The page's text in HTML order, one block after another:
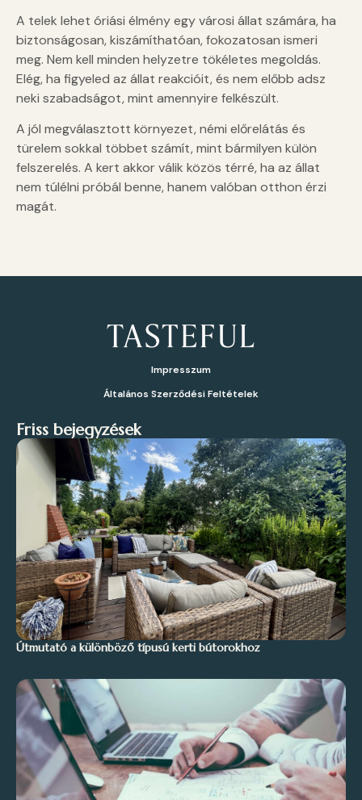
A telek lehet óriási élmény egy városi állat számára, ha
biztonságosan, kiszámíthatóan, fokozatosan ismeri
meg. Nem kell minden helyzetre tökéletes megoldás.
Elég, ha figyeled az állat reakcióit, és nem előbb adsz
neki szabadságot, mint amennyire felkészült.
A jól megválasztott környezet, némi előrelátás és
türelem sokkal többet számít, mint bármilyen külön
felszerelés. A kert akkor válik közös térré, ha az állat
nem túlélni próbál benne, hanem valóban otthon érzi
magát.
Impresszum
Általános Szerződési Feltételek
Friss bejegyzések
Útmutató a különböző típusú kerti bútorokhoz